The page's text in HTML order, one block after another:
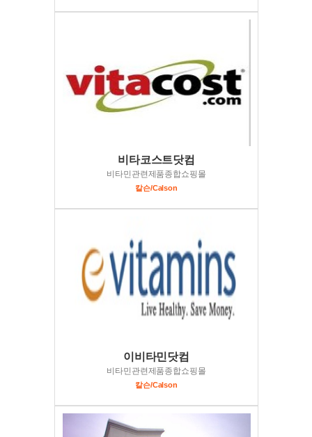
비타코스트닷컴
비타민관련제품종합쇼핑몰
칼슨/Calson
이비타민닷컴
비타민관련제품종합쇼핑몰
칼슨/Calson